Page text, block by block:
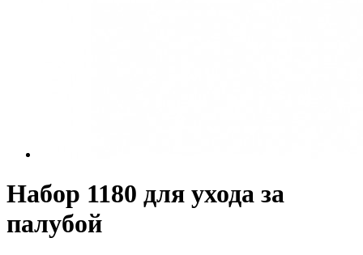
Набор 1180 для ухода за
палубой